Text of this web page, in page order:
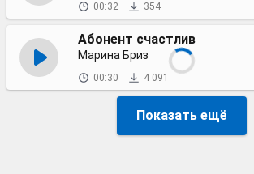
00:32 354
Абонент счастлив
Марина Бриз
00:30 4 091
Показать ещё